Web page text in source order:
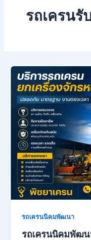
รถเครนรั
รถเครนนิคมพัฒนา
รถเครนนิคมพัฒ